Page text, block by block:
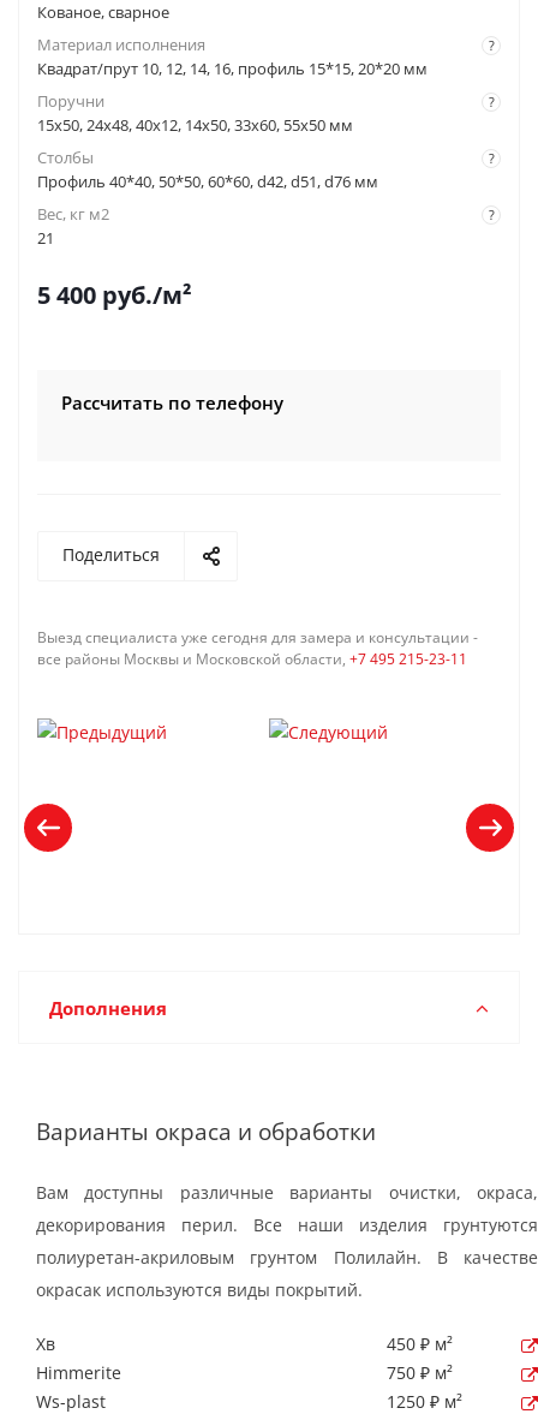
Кованое, сварное
?
Материал исполнения
Квадрат/прут 10, 12, 14, 16, профиль 15*15, 20*20 мм
?
Поручни
15x50, 24x48, 40x12, 14x50, 33x60, 55x50 мм
?
Столбы
Профиль 40*40, 50*50, 60*60, d42, d51, d76 мм
?
Вес, кг м2
21
5 400 руб./м²
Рассчитать по телефону
Поделиться
Выезд специалиста уже сегодня для замера и консультации -
все районы Москвы и Московской области, +7 495 215-23-11
Дополнения
Варианты окраса и обработки
Вам доступны различные варианты очистки, окраса,
декорирования перил. Все наши изделия грунтуются
полиуретан-акриловым грунтом Полилайн. В качестве
окрасак используются виды покрытий.
Хв
450 ₽ м²
Himmerite
750 ₽ м²
Ws-plast
1250 ₽ м²